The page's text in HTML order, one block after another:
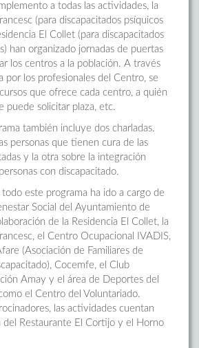
a todas las actividades, la
(para discapacitados psíquicos
El Collet (para discapacitados
han organizado jornadas de puertas
los centros a la población. A través
por los profesionales del Centro, se
que ofrece cada centro, a quién
puede solicitar plaza, etc.
también incluye dos charladas.
personas que tienen cura de las
y la otra sobre la integración
con discapacitado.
este programa ha ido a cargo de
Social del Ayuntamiento de
de la Residencia El Collet, la
el Centro Ocupacional IVADIS,
(Asociación de Familiares de
Cocemfe, el Club
Amay y el área de Deportes del
el Centro del Voluntariado.
las actividades cuentan
del Restaurante El Cortijo y el Horno